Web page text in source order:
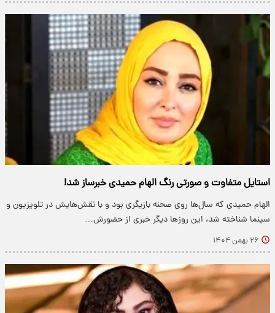
استایل متفاوت و صورتی رنگ الهام حمیدی خبرساز شد!
الهام حمیدی که سال‌ها روی صحنه بازیگری بود و با نقش‌هایش در تلویزیون و
سینما شناخته شد، این روزها دیگر خبری از حضورش…
۲۶ بهمن ۱۴۰۴